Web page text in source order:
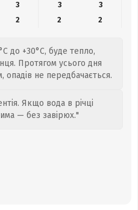
3 3
3
2 2 2
до +30°C, буде тепло,
Протягом усього дня
не передбачається.
Якщо вода в річці
— без завірюх."